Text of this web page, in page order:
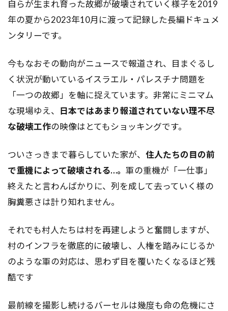
自らが生まれ育った故郷が破壊されていく様子を2019
年の夏から2023年10月に渡って記録した長編ドキュメ
ンタリーです。
今もなおその動向がニュースで報道され、目まぐるし
く状況が動いているイスラエル・パレスチナ問題を
「一つの故郷」を軸に捉えています。非常にミニマム
な現場ゆえ、 日本ではあまり報道されていない理不尽
な破壊工作の映像はとてもショッキングです。
ついさっきまで暮らしていた家が、 住人たちの目の前
で重機によって破壊される…。 軍の重機が「一仕事」
終えたと言わんばかりに、列を成して去っていく様の
胸糞悪さは計り知れません。
それでも村人たちは村を再建しようと奮闘しますが、
村のインフラを徹底的に破壊し、人権を踏みにじるか
のような軍の対応は、思わず目を覆いたくなるほど残
酷です
最前線を撮影し続けるバーセルは幾度も命の危機にさ